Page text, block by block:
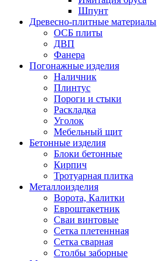
Шпунт
Древесно-плитные материалы
ОСБ плиты
ДВП
Фанера
Погонажные изделия
Наличник
Плинтус
Пороги и стыки
Раскладка
Уголок
Мебельный щит
Бетонные изделия
Блоки бетонные
Кирпич
Тротуарная плитка
Металлоизделия
Ворота, Калитки
Евроштакетник
Сваи винтовые
Сетка плетеннная
Сетка сварная
Столбы заборные